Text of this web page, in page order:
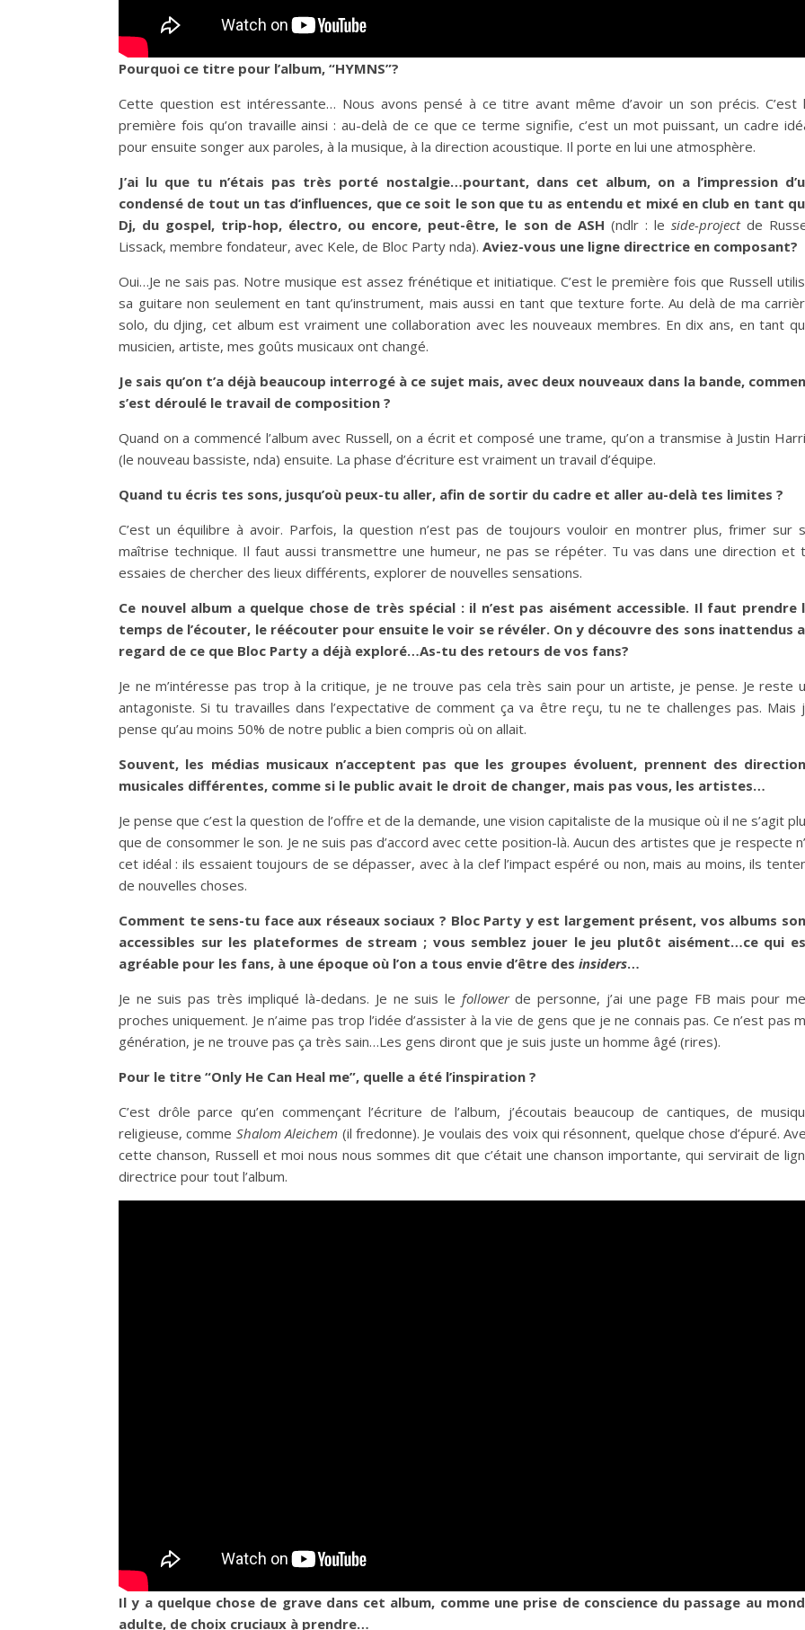
Pourquoi ce titre pour l’album, “HYMNS”?
Cette question est intéressante… Nous avons pensé à ce titre avant même d’avoir un son précis. C’est
première fois qu’on travaille ainsi : au-delà de ce que ce terme signifie, c’est un mot puissant, un cadre
pour ensuite songer aux paroles, à la musique, à la direction acoustique. Il porte en lui une atmosphère.
J’ai lu que tu n’étais pas très porté nostalgie…pourtant, dans cet album, on a l’impression
condensé de tout un tas d’influences, que ce soit le son que tu as entendu et mixé en club en tant
Dj, du gospel, trip-hop, électro, ou encore, peut-être, le son de ASH (ndlr : le side-projectde
Lissack, membre fondateur, avec Kele, de Bloc Party nda). Aviez-vous une ligne directrice en composant?
Oui…Je ne sais pas. Notre musique est assez frénétique et initiatique. C’est le première fois que Russell
sa guitare non seulement en tant qu’instrument, mais aussi en tant que texture forte. Au delà de ma
solo, du djing, cet album est vraiment une collaboration avec les nouveaux membres. En dix ans, en tant
musicien, artiste, mes goûts musicaux ont changé.
Je sais qu’on t’a déjà beaucoup interrogé à ce sujet mais, avec deux nouveaux dans la bande,
s’est déroulé le travail de composition ?
Quand on a commencé l’album avec Russell, on a écrit et composé une trame, qu’on a transmise à Justin
(le nouveau bassiste, nda) ensuite. La phase d’écriture est vraiment un travail d’équipe.
Quand tu écris tes sons, jusqu’où peux-tu aller, afin de sortir du cadre et aller au-delà tes limites ?
C’est un équilibre à avoir. Parfois, la question n’est pas de toujours vouloir en montrer plus, frimer sur
maîtrise technique. Il faut aussi transmettre une humeur, ne pas se répéter. Tu vas dans une direction et
essaies de chercher des lieux différents, explorer de nouvelles sensations.
Ce nouvel album a quelque chose de très spécial : il n’est pas aisément accessible. Il faut prendre
temps de l’écouter, le réécouter pour ensuite le voir se révéler. On y découvre des sons inattendus
regard de ce que Bloc Party a déjà exploré…As-tu des retours de vos fans?
Je ne m’intéresse pas trop à la critique, je ne trouve pas cela très sain pour un artiste, je pense. Je reste
antagoniste. Si tu travailles dans l’expectative de comment ça va être reçu, tu ne te challenges pas. Mais
pense qu’au moins 50% de notre public a bien compris où on allait.
Souvent, les médias musicaux n’acceptent pas que les groupes évoluent, prennent des
musicales différentes, comme si le public avait le droit de changer, mais pas vous, les artistes…
Je pense que c’est la question de l’offre et de la demande, une vision capitaliste de la musique où il ne s’agit
que de consommer le son. Je ne suis pas d’accord avec cette position-là. Aucun des artistes que je respecte
cet idéal : ils essaient toujours de se dépasser, avec à la clef l’impact espéré ou non, mais au moins, ils
de nouvelles choses.
Comment te sens-tu face aux réseaux sociaux ? Bloc Party y est largement présent, vos albums
accessibles sur les plateformes de stream ; vous semblez jouer le jeu plutôt aisément…ce qui
agréable pour les fans, à une époque où l’on a tous envie d’être des insiders…
Je ne suis pas très impliqué là-dedans. Je ne suis le followerde personne, j’ai une page FB mais pour
proches uniquement. Je n’aime pas trop l’idée d’assister à la vie de gens que je ne connais pas. Ce n’est pas
génération, je ne trouve pas ça très sain…Les gens diront que je suis juste un homme âgé (rires).
Pour le titre “Only He Can Heal me”, quelle a été l’inspiration ?
C’est drôle parce qu’en commençant l’écriture de l’album, j’écoutais beaucoup de cantiques, de
religieuse, comme Shalom Aleichem (il fredonne). Je voulais des voix qui résonnent, quelque chose d’épuré.
cette chanson, Russell et moi nous nous sommes dit que c’était une chanson importante, qui servirait de
directrice pour tout l’album.
Il y a quelque chose de grave dans cet album, comme une prise de conscience du passage au
adulte, de choix cruciaux à prendre…